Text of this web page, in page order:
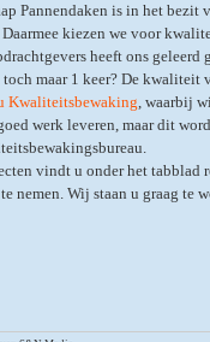
Pannendaken is in het bezit
kiezen we voor
heeft ons geleerd
maar 1 keer? De kwaliteit
Kwaliteitsbewaking, waarbij
werk leveren, maar dit
vindt u onder het tabblad
nemen. Wij staan u graag te